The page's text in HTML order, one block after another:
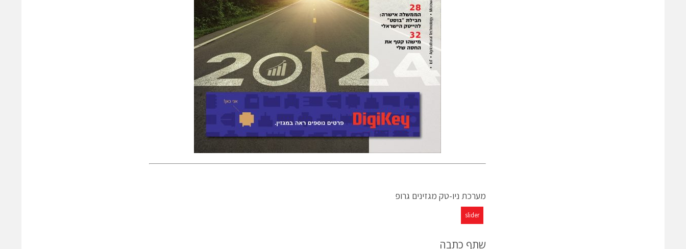
מערכת ניו-טק מגזינים גרופ
slider
שתף כתבה